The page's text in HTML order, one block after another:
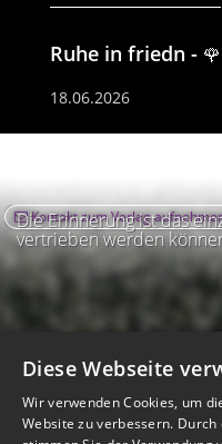
Ruhe in friedn 🌹
18.06.2026
Die Erinnerung ist das
vertrieben werden
Kontakt zum Verlag
Diese Webseite
Wir verwenden Cookies, um
Website zu verbessern.